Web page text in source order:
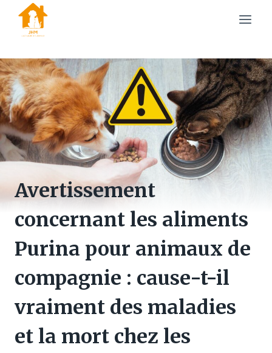
content
Avertissement
concernant les aliments
Purina pour animaux de
compagnie : cause-t-il
vraiment des maladies
et la mort chez les